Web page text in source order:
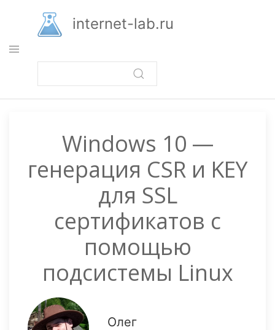
основному
содержанию
internet-lab.ru
Windows 10 —
генерация CSR и KEY
для SSL
сертификатов с
помощью
подсистемы Linux
Олег